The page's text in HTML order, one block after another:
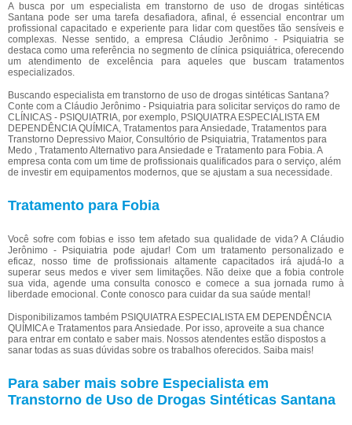
A busca por um especialista em transtorno de uso de drogas sintéticas
Santana pode ser uma tarefa desafiadora, afinal, é essencial encontrar um
profissional capacitado e experiente para lidar com questões tão sensíveis e
complexas. Nesse sentido, a empresa Cláudio Jerônimo - Psiquiatria se
destaca como uma referência no segmento de clínica psiquiátrica, oferecendo
um atendimento de excelência para aqueles que buscam tratamentos
especializados.
Buscando especialista em transtorno de uso de drogas sintéticas Santana?
Conte com a Cláudio Jerônimo - Psiquiatria para solicitar serviços do ramo de
CLÍNICAS - PSIQUIATRIA, por exemplo, PSIQUIATRA ESPECIALISTA EM
DEPENDÊNCIA QUÍMICA, Tratamentos para Ansiedade, Tratamentos para
Transtorno Depressivo Maior, Consultório de Psiquiatria, Tratamentos para
Medo , Tratamento Alternativo para Ansiedade e Tratamento para Fobia. A
empresa conta com um time de profissionais qualificados para o serviço, além
de investir em equipamentos modernos, que se ajustam a sua necessidade.
Tratamento para Fobia
Você sofre com fobias e isso tem afetado sua qualidade de vida? A Cláudio
Jerônimo - Psiquiatria pode ajudar! Com um tratamento personalizado e
eficaz, nosso time de profissionais altamente capacitados irá ajudá-lo a
superar seus medos e viver sem limitações. Não deixe que a fobia controle
sua vida, agende uma consulta conosco e comece a sua jornada rumo à
liberdade emocional. Conte conosco para cuidar da sua saúde mental!
Disponibilizamos também PSIQUIATRA ESPECIALISTA EM DEPENDÊNCIA
QUÍMICA e Tratamentos para Ansiedade. Por isso, aproveite a sua chance
para entrar em contato e saber mais. Nossos atendentes estão dispostos a
sanar todas as suas dúvidas sobre os trabalhos oferecidos. Saiba mais!
Para saber mais sobre Especialista em
Transtorno de Uso de Drogas Sintéticas Santana